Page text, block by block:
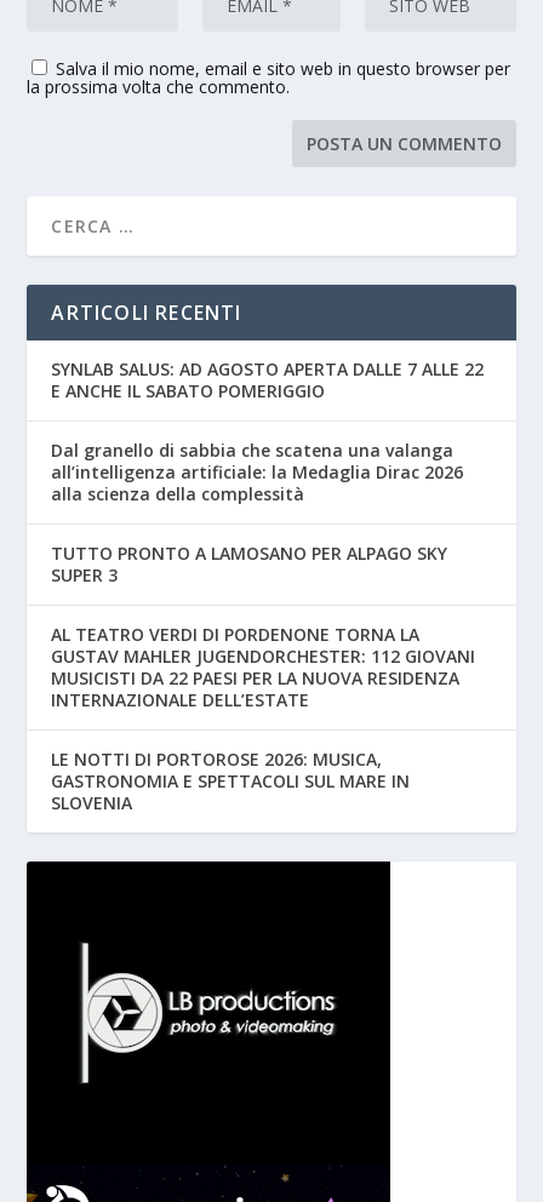
Salva il mio nome, email e sito web in questo browser per
la prossima volta che commento.
ARTICOLI RECENTI
SYNLAB SALUS: AD AGOSTO APERTA DALLE 7 ALLE 22
E ANCHE IL SABATO POMERIGGIO
Dal granello di sabbia che scatena una valanga
all’intelligenza artificiale: la Medaglia Dirac 2026
alla scienza della complessità
TUTTO PRONTO A LAMOSANO PER ALPAGO SKY
SUPER 3
AL TEATRO VERDI DI PORDENONE TORNA LA
GUSTAV MAHLER JUGENDORCHESTER: 112 GIOVANI
MUSICISTI DA 22 PAESI PER LA NUOVA RESIDENZA
INTERNAZIONALE DELL’ESTATE
LE NOTTI DI PORTOROSE 2026: MUSICA,
GASTRONOMIA E SPETTACOLI SUL MARE IN
SLOVENIA